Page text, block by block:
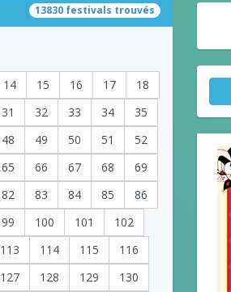
13830 festivals trouvés
14 15 16 17
18
31 32 33 34
35
48 49 50 51
52
65 66 67 68
69
82 83 84 85
86
99 100 101
102
113 114 115
116
127 128 129
130